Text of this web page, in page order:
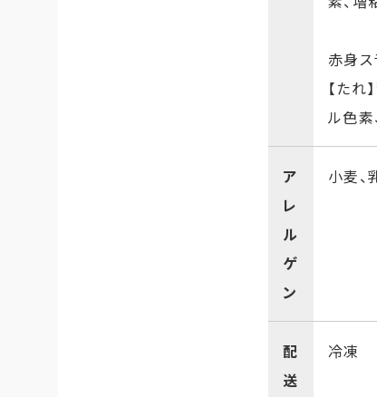
赤身ス
【たれ
ル色素
ア
レ
ル
ゲ
ン
小麦、
配
送
冷凍